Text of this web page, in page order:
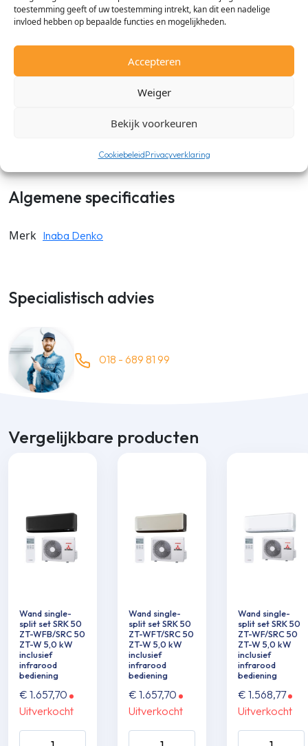
toestemming geeft of uw toestemming intrekt, kan dit een nadelige
invloed hebben op bepaalde functies en mogelijkheden.
Accepteren
Weiger
Bekijk voorkeuren
CookiebeleidPrivacyverklaring
Omschrijving
Met de Inaba Denko SC lange stijgende bocht 90 gr. kun je
zeer gemakkelijk de leidinggoot in 90 gr. laten weglopen. De
Inaba Denko SC lange stijgende bocht is gemaakt van
duurzaam PVC en is UV-A bestendig. Verkrijgbaar in de maten
Zwart, Ivoor, Grijs en Bruin.
Algemene specificaties
Merk Inaba Denko
Specialistisch advies
018 - 689 81 99
Vergelijkbare producten
Wand single-
split set SRK 50
ZT-WFB/SRC 50
ZT-W 5,0 kW
inclusief
infrarood
bediening
€ 1.657,70
Uitverkocht
Wand single-split
Wand single-
split set SRK 50
ZT-WFT/SRC 50
ZT-W 5,0 kW
inclusief
infrarood
bediening
€ 1.657,70
Uitverkocht
Wand single-split
Wand single-
split set SRK 50
ZT-WF/SRC 50
ZT-W 5,0 kW
inclusief
infrarood
bediening
€ 1.568,77
Uitverkocht
Wand single-